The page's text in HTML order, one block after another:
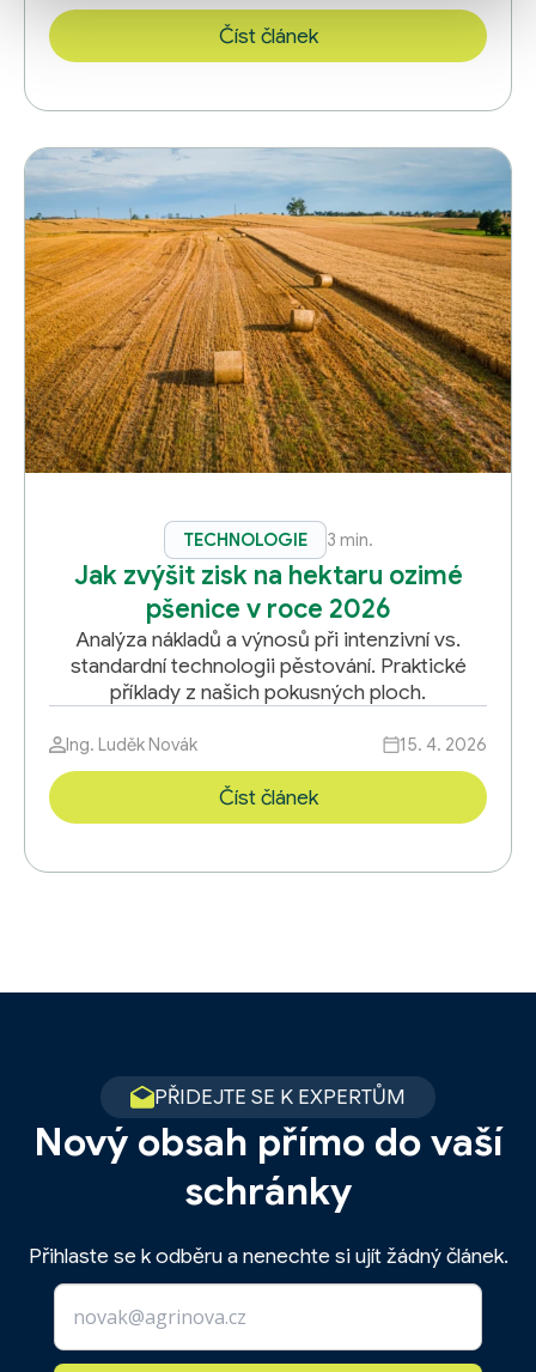
Číst článek
TECHNOLOGIE 3 min.
Jak zvýšit zisk na hektaru ozimé
pšenice v roce 2026
Analýza nákladů a výnosů při intenzivní vs.
standardní technologii pěstování. Praktické
příklady z našich pokusných ploch.
Ing. Luděk Novák 15. 4. 2026
Číst článek
PŘIDEJTE SE K EXPERTŮM
Nový obsah přímo do vaší
schránky
Přihlaste se k odběru a nenechte si ujít žádný článek.